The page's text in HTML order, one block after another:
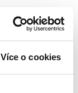
Více o cookies